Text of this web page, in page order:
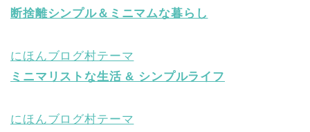
断捨離シンプル＆ミニマムな暮らし
にほんブログ村テーマ
ミニマリストな生活 & シンプルライフ
にほんブログ村テーマ